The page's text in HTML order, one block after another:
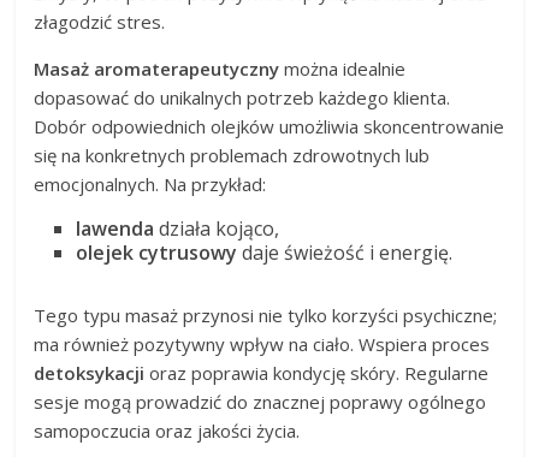
złagodzić stres.
Masaż aromaterapeutyczny można idealnie
dopasować do unikalnych potrzeb każdego klienta.
Dobór odpowiednich olejków umożliwia skoncentrowanie
się na konkretnych problemach zdrowotnych lub
emocjonalnych. Na przykład:
lawenda działa kojąco,
olejek cytrusowy daje świeżość i energię.
Tego typu masaż przynosi nie tylko korzyści psychiczne;
ma również pozytywny wpływ na ciało. Wspiera proces
detoksykacji oraz poprawia kondycję skóry. Regularne
sesje mogą prowadzić do znacznej poprawy ogólnego
samopoczucia oraz jakości życia.